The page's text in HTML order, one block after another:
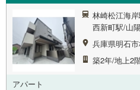
林崎松江海
西新町駅/山
兵庫県明石
築2年/地上2
アパート